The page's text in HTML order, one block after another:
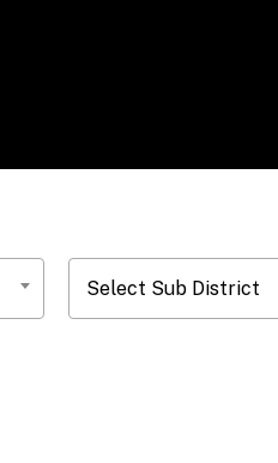
Select Sub District